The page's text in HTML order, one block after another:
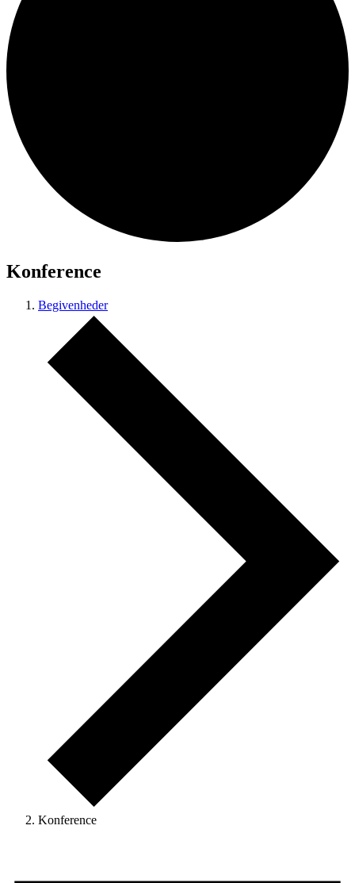
Konference
Begivenheder
Konference